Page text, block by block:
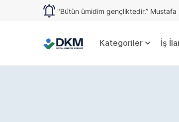
"Bütün ümidim gençliktedir.” Mustafa
Kategoriler İş